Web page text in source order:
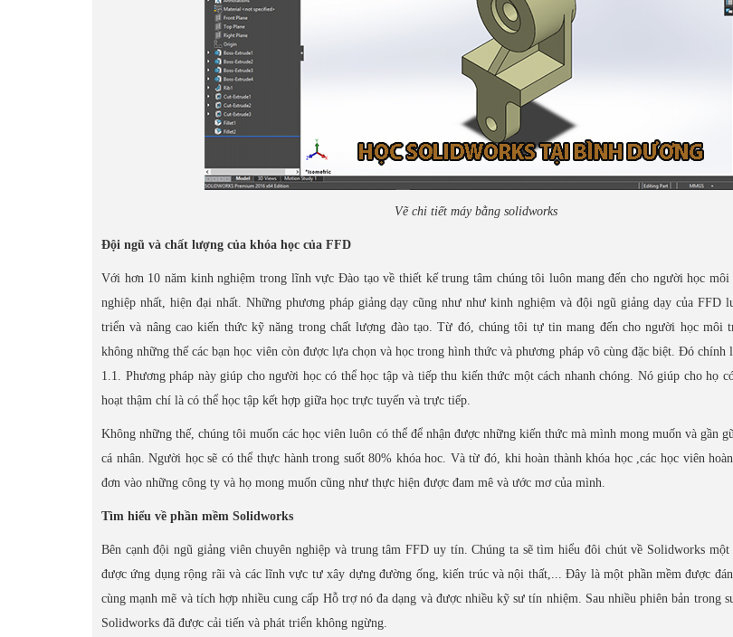
Vẽ chi tiết máy bằng solidworks
Đội ngũ và chất lượng của khóa học của FFD
Với hơn 10 năm kinh nghiệm trong lĩnh vực Đào tạo về thiết kế trung tâm chúng tôi luôn mang đến cho người học môi
nghiệp nhất, hiện đại nhất. Những phương pháp giảng dạy cũng như như kinh nghiệm và đội ngũ giảng dạy của FFD
triển và nâng cao kiến thức kỹ năng trong chất lượng đào tạo. Từ đó, chúng tôi tự tin mang đến cho người học môi
không những thế các bạn học viên còn được lựa chọn và học trong hình thức và phương pháp vô cùng đặc biệt. Đó chính
1.1. Phương pháp này giúp cho người học có thể học tập và tiếp thu kiến thức một cách nhanh chóng. Nó giúp cho họ
hoạt thậm chí là có thể học tập kết hợp giữa học trực tuyến và trực tiếp.
Không những thế, chúng tôi muốn các học viên luôn có thể để nhận được những kiến thức mà mình mong muốn và gần
cá nhân. Người học sẽ có thể thực hành trong suốt 80% khóa hoc. Và từ đó, khi hoàn thành khóa học ,các học viên
đơn vào những công ty và họ mong muốn cũng như thực hiện được đam mê và ước mơ của mình.
Tìm hiểu về phần mềm Solidworks
Bên cạnh đội ngũ giảng viên chuyên nghiệp và trung tâm FFD uy tín. Chúng ta sẽ tìm hiểu đôi chút về Solidworks
được ứng dụng rộng rãi và các lĩnh vực tư xây dựng đường ống, kiến trúc và nội thất,... Đây là một phần mềm được
cùng mạnh mẽ và tích hợp nhiều cung cấp Hỗ trợ nó đa dạng và được nhiều kỹ sư tín nhiệm. Sau nhiều phiên bản trong
Solidworks đã được cải tiến và phát triển không ngừng.